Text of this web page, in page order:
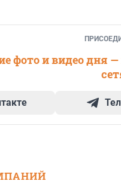
фото и видео дня